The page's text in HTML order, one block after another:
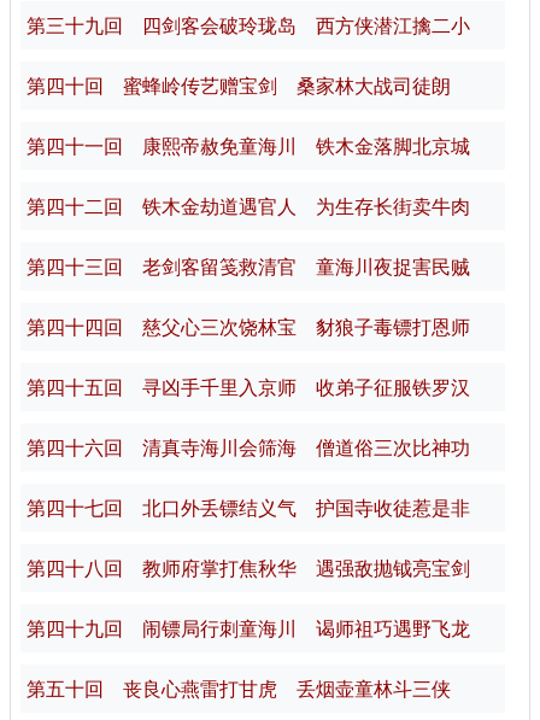
第三十九回 四剑客会破玲珑岛 西方侠潜江擒二小
第四十回 蜜蜂岭传艺赠宝剑 桑家林大战司徒朗
第四十一回 康熙帝赦免童海川 铁木金落脚北京城
第四十二回 铁木金劫道遇官人 为生存长街卖牛肉
第四十三回 老剑客留笺救清官 童海川夜捉害民贼
第四十四回 慈父心三次饶林宝 豺狼子毒镖打恩师
第四十五回 寻凶手千里入京师 收弟子征服铁罗汉
第四十六回 清真寺海川会筛海 僧道俗三次比神功
第四十七回 北口外丢镖结义气 护国寺收徒惹是非
第四十八回 教师府掌打焦秋华 遇强敌抛钺亮宝剑
第四十九回 闹镖局行刺童海川 谒师祖巧遇野飞龙
第五十回 丧良心燕雷打甘虎 丢烟壶童林斗三侠